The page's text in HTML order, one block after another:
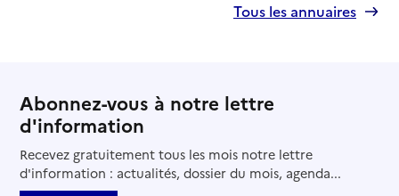
Tous les annuaires
Abonnez-vous à notre lettre
d'information
Recevez gratuitement tous les mois notre lettre
d'information : actualités, dossier du mois, agenda...